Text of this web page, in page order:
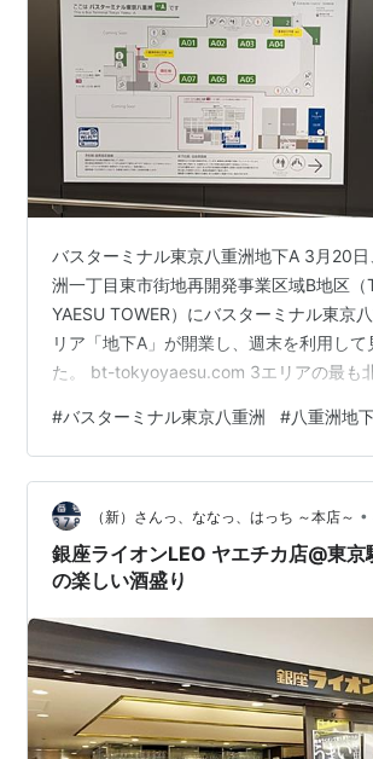
バスターミナル東京八重洲地下A 3月20
洲一丁目東市街地再開発事業区域B地区（
YAESU TOWER）にバスターミナル東京
リア「地下A」が開業し、週末を利用して
た。 bt-tokyoyaesu.com 3エリアの最も
わせて、従来のエリア（第1期エリア）は
ル東京八重洲地下B」へ呼称が変更され
洲北口方面出入口 他の2エリアとは独立
ていて、八重洲地下街（ヤエチカ）と同じ
の外側を囲むように乗降バース7面と待機
#バスターミナル東京八重洲 #八重洲地
（新）さんっ、ななっ、はっち ～本店～ •
銀座ライオンLEO ヤエチカ店@東京
の楽しい酒盛り